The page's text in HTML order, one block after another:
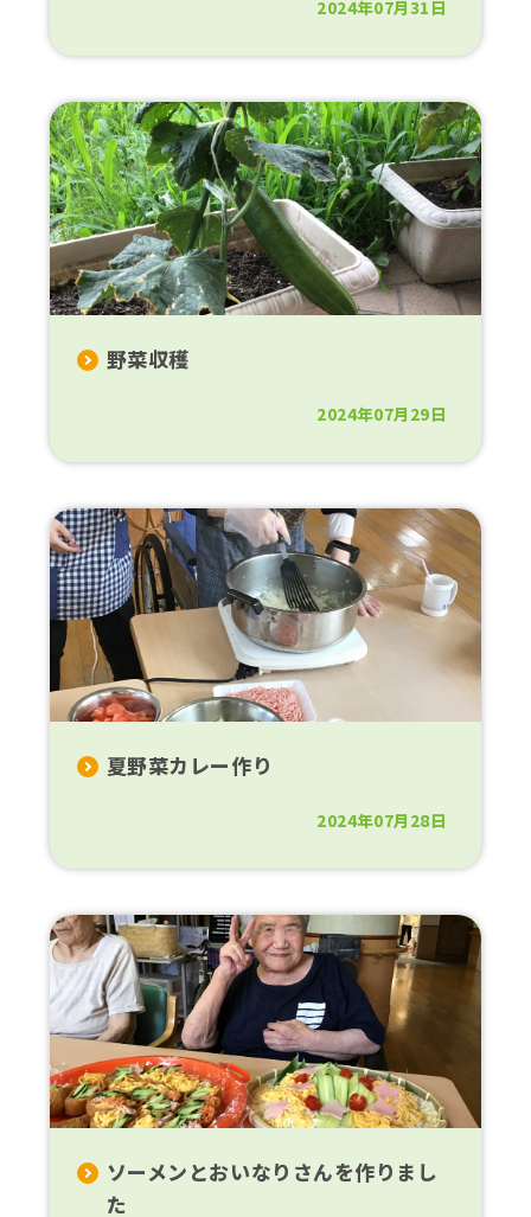
2024年07月31日
野菜収穫
2024年07月29日
夏野菜カレー作り
2024年07月28日
ソーメンとおいなりさんを作りまし
た